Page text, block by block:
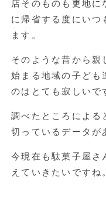
店そのものも更地に
に帰省する度にいつ
ます。
そのような昔から親
始まる地域の子ども
のはとても寂しいで
調べたところによる
切っているデータが
今現在も駄菓子屋さ
えていきたいですね